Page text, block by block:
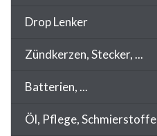
Drop Lenker
Zündkerzen, Stecker, ...
Batterien, ...
Öl, Pflege, Schmierstoffe